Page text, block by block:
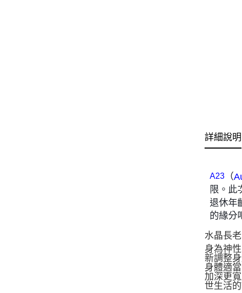
詳細說明
A23 （
限。此
退休年
的緣分
水晶長
身為神
新調整
身體適
加深更
世生活